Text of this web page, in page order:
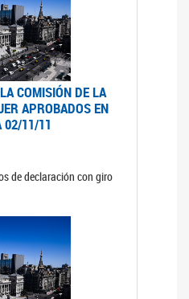
COMISIÓN DE LA
APROBADOS EN
02/11/11
de declaración con giro